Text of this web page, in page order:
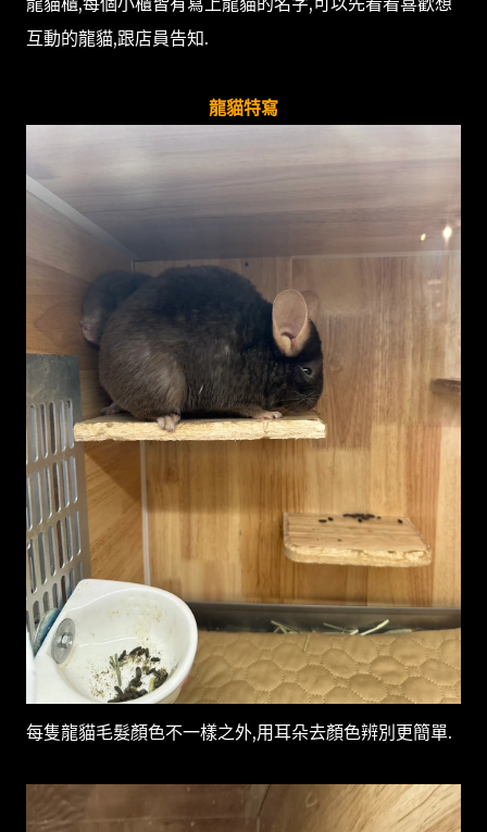
互動的龍貓,跟店員告知.
龍貓特寫
每隻龍貓毛髮顏色不一樣之外,用耳朵去顏色辨別更簡單.